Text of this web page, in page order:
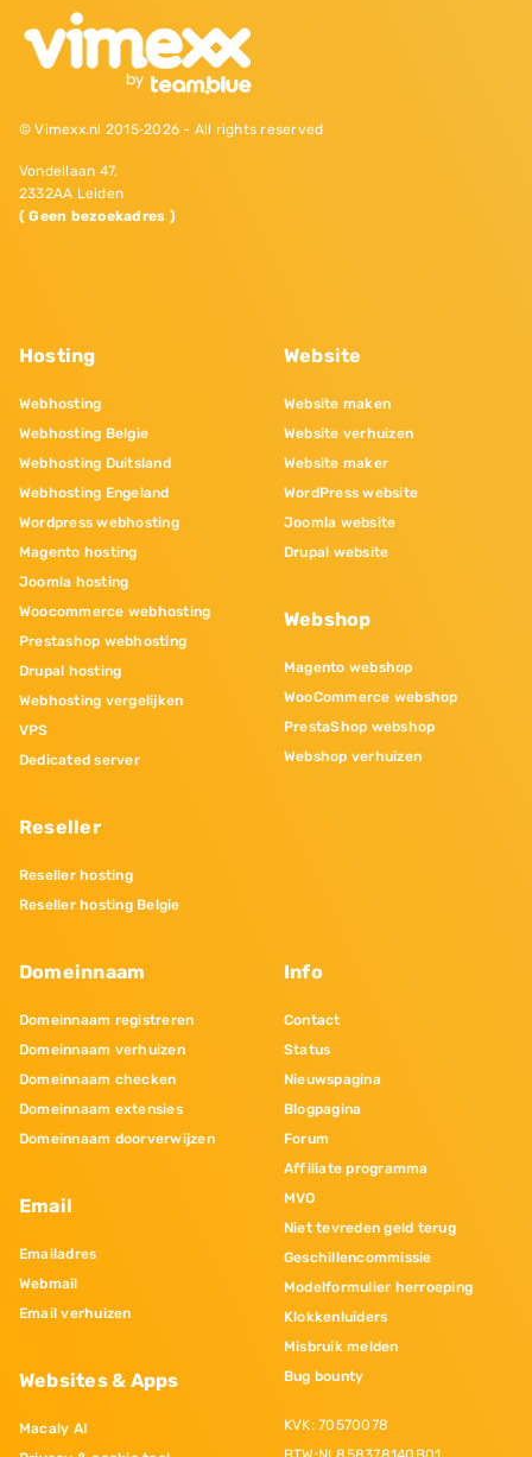
© Vimexx.nl 2015‐2026 - All rights reserved
Vondellaan 47,
2332AA Leiden
( Geen bezoekadres )
Hosting
Webhosting
Webhosting Belgie
Webhosting Duitsland
Webhosting Engeland
Wordpress webhosting
Magento hosting
Joomla hosting
Woocommerce webhosting
Prestashop webhosting
Drupal hosting
Webhosting vergelijken
VPS
Dedicated server
Reseller
Reseller hosting
Reseller hosting Belgie
Website
Website maken
Website verhuizen
Website maker
WordPress website
Joomla website
Drupal website
Webshop
Magento webshop
WooCommerce webshop
PrestaShop webshop
Webshop verhuizen
Domeinnaam
Domeinnaam registreren
Domeinnaam verhuizen
Domeinnaam checken
Domeinnaam extensies
Domeinnaam doorverwijzen
Email
Emailadres
Webmail
Email verhuizen
Websites & Apps
Macaly AI
Info
Contact
Status
Nieuwspagina
Blogpagina
Forum
Affiliate programma
MVO
Niet tevreden geld terug
Geschillencommissie
Modelformulier herroeping
Klokkenluiders
Misbruik melden
Bug bounty
KVK: 70570078